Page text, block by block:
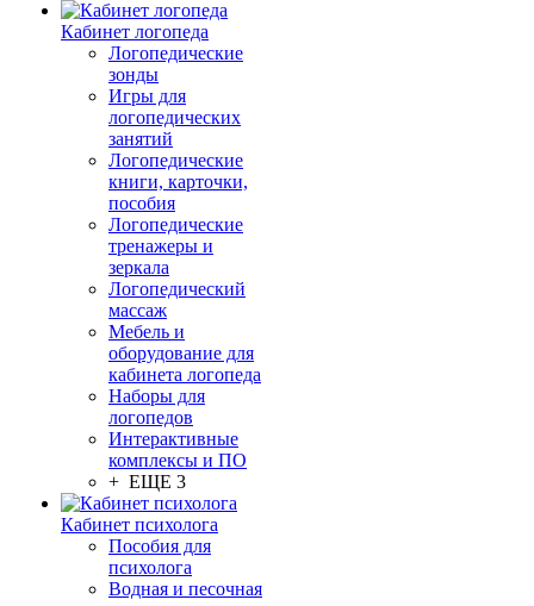
Кабинет логопеда
Логопедические
зонды
Игры для
логопедических
занятий
Логопедические
книги, карточки,
пособия
Логопедические
тренажеры и
зеркала
Логопедический
массаж
Мебель и
оборудование для
кабинета логопеда
Наборы для
логопедов
Интерактивные
комплексы и ПО
+ ЕЩЕ 3
Кабинет психолога
Пособия для
психолога
Водная и песочная